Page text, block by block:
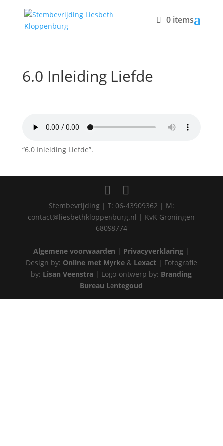
0 items
6.0 Inleiding Liefde
“6.0 Inleiding Liefde”.
Stembevrijding | T: 06-43909362 | M:
contact@liesbethkloppenburg.nl | KvK Groningen
68098774
Algemene voorwaarden | Privacyverklaring |
Design by: Online met Myrke& Lexact| Fotografie
by: Lisan Veenstra | Logo-ontwerp by: Branding
Bureau Lentegoud